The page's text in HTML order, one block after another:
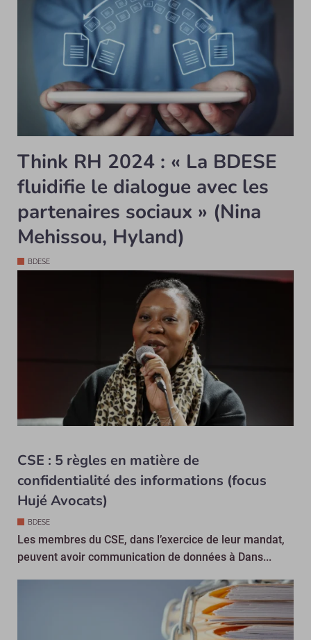
Think RH 2024 : « La BDESE
fluidifie le dialogue avec les
partenaires sociaux » (Nina
Mehissou, Hyland)
BDESE
CSE : 5 règles en matière de
confidentialité des informations (focus
Hujé Avocats)
BDESE
Les membres du CSE, dans l’exercice de leur mandat,
peuvent avoir communication de données à Dans...